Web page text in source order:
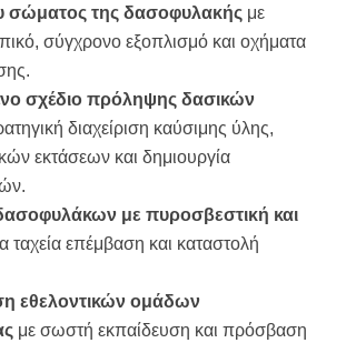
σώματος της δασοφυλακής με
σύγχρονο εξοπλισμό και οχήματα
σχέδιο πρόληψης δασικών
διαχείριση καύσιμης ύλης,
εκτάσεων και δημιουργία
με πυροσβεστική και
ταχεία επέμβαση και καταστολή
εθελοντικών ομάδων
με σωστή εκπαίδευση και πρόσβαση